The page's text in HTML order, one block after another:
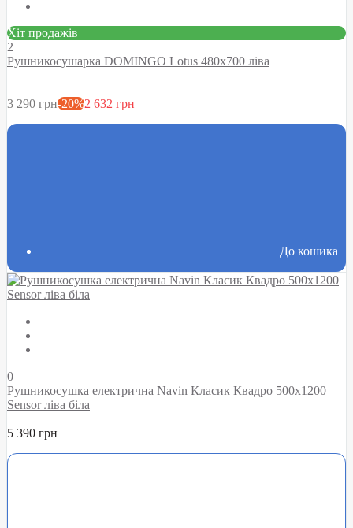
Хіт продажів
2
Рушникосушарка DOMINGO Lotus 480х700 ліва
3 290 грн-20%2 632 грн
До кошика
0
Рушникосушка електрична Navin Класик Квадро 500х1200
Sensor ліва біла
5 390 грн